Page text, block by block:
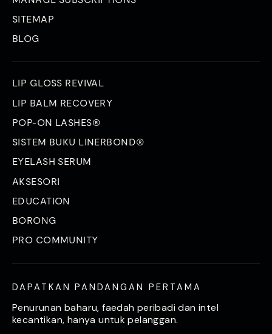
SITEMAP
BLOG
LIP GLOSS REVIVAL
LIP BALM RECOVERY
POP-ON LASHES®
SISTEM BUKU LINERBOND®
EYELASH SERUM
AKSESORI
EDUCATION
BORONG
PRO COMMUNITY
DAPATKAN PANDANGAN PERTAMA
Penurunan baharu, faedah peribadi dan intel
kecantikan, hanya untuk pelanggan.